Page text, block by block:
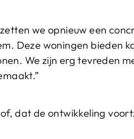
we opnieuw een
Deze woningen bieden
We zijn erg tevreden
dat de ontwikkeling